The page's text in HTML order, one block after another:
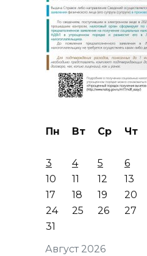
Август 2026
Пн Вт Ср Чт
3
4 5 6
10
11 12 13
17
18 19 20
24
25 26 27
31